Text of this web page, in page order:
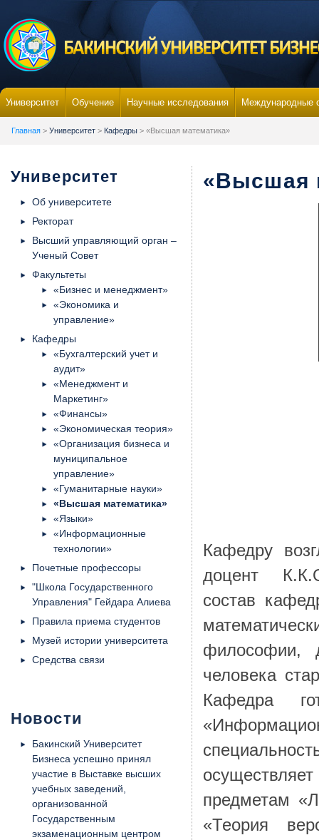
Университет Обучение Научные исследования Международные
Главная > Университет > Кафедры > «Высшая математика»
Университет
Об университете
Ректорат
Высший управляющий орган –
Ученый Совет
Факультеты
«Бизнес и менеджмент»
«Экономика и
управление»
Кафедры
«Бухгалтерский учет и
аудит»
«Менеджмент и
Маркетинг»
«Финансы»
«Экономическая теория»
«Организация бизнеса и
муниципальное
управление»
«Гуманитарные науки»
«Высшая математика»
«Языки»
«Информационные
технологии»
Почетные профессоры
"Школа Государственного
Управления" Гейдара Алиева
Правила приема студентов
Музей истории университета
Средства связи
Новости
Бакинский Университет
Бизнеса успешно принял
участие в Выставке высших
учебных заведений,
организованной
Государственным
экзаменационным центром
«Высшая
Кафедру
доцент
состав
философии,
человека
Кафедра
предметам
«Теория